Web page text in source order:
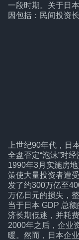
一段时期。关于日
因包括：民间投资
上世纪90年代，日
全盘否定“泡沫”对
1990年3月实施房
策使大量投资者遭
发了约300万亿至
万亿日元的损失，
当于日本 GDP 总
济长期低迷，并耗
2000年之后，企业
暖。然而，日本企